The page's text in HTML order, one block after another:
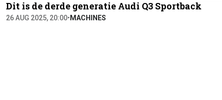
Dit is de derde generatie Audi Q3 Sportback
26 AUG 2025, 20:00• MACHINES